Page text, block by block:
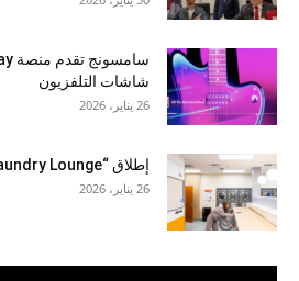
شاشات التلفزيون
26 يناير، 2026
إطلاق “Laundry Lounge” من إل جي للإلكترونيات
26 يناير، 2026